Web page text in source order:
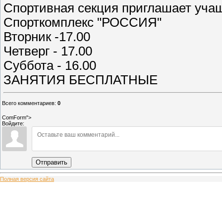
Спортивная секция приглашает
Спорткомплекс "РОССИЯ"
Вторник -17.00
Четверг - 17.00
Суббота - 16.00
ЗАНЯТИЯ БЕСПЛАТНЫЕ
Всего комментариев: 0
ComForm">
Войдите:
Отправить
Полная версия сайта